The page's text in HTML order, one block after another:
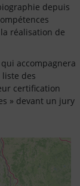
depuis
réalisation de
accompagnera
des
certification
» devant un jury